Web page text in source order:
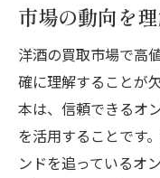
高級ワイン
人気銘柄と
ワインのヴ
高値査定を
ワインの保
高級ワイン
市場の動向を
洋酒の買取市場で高
確に理解することが
本は、信頼できるオ
を活用することです
ンドを追っているオ